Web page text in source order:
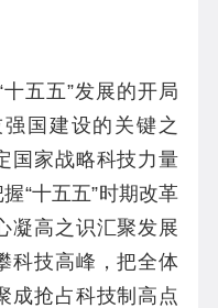
五五”发展的开局
国建设的关键之
国家战略科技力量
“十五五”时期改革
凝高之识汇聚发展
科技高峰，把全体
成抢占科技制高点